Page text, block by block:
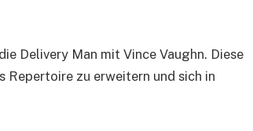
Delivery Man mit Vince Vaughn. Diese
Repertoire zu erweitern und sich in